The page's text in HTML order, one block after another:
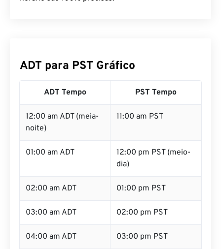
ADT para PST Gráfico
ADT Tempo PST Tempo
12:00 am ADT (meia-
noite)
11:00 am PST
01:00 am ADT
12:00 pm PST (meio-
dia)
02:00 am ADT 01:00 pm PST
03:00 am ADT 02:00 pm PST
04:00 am ADT 03:00 pm PST